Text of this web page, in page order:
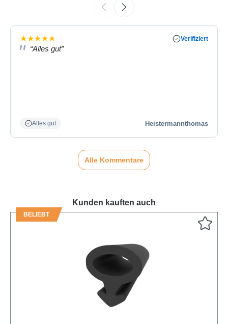
★★★★★ Verifiziert
“Alles gut”
Alles gut Heistermannthomas
Alle Kommentare
Kunden kauften auch
BELIEBT